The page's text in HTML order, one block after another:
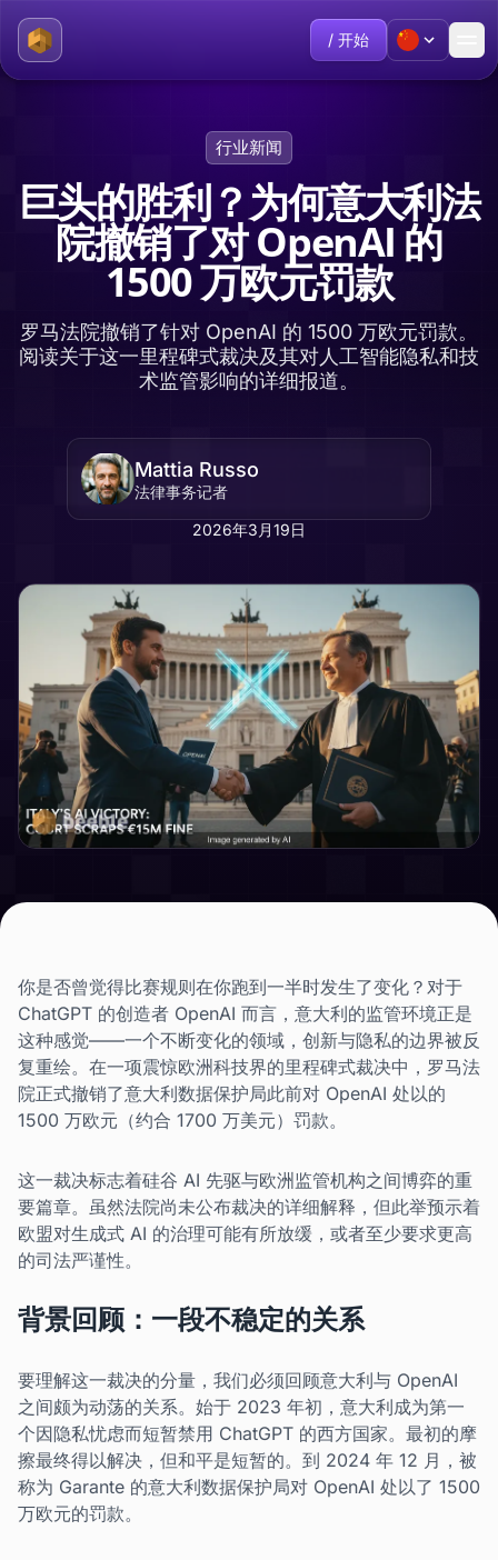
/ 开始
行业新闻
巨头的胜利？为何意大利法
院撤销了对 OpenAI 的
1500 万欧元罚款
罗马法院撤销了针对 OpenAI 的 1500 万欧元罚款。
阅读关于这一里程碑式裁决及其对人工智能隐私和技
术监管影响的详细报道。
Mattia Russo
法律事务记者
2026年3月19日
你是否曾觉得比赛规则在你跑到一半时发生了变化？对于
ChatGPT 的创造者 OpenAI 而言，意大利的监管环境正是
这种感觉——一个不断变化的领域，创新与隐私的边界被反
复重绘。在一项震惊欧洲科技界的里程碑式裁决中，罗马法
院正式撤销了意大利数据保护局此前对 OpenAI 处以的
1500 万欧元（约合 1700 万美元）罚款。
这一裁决标志着硅谷 AI 先驱与欧洲监管机构之间博弈的重
要篇章。虽然法院尚未公布裁决的详细解释，但此举预示着
欧盟对生成式 AI 的治理可能有所放缓，或者至少要求更高
的司法严谨性。
背景回顾：一段不稳定的关系
要理解这一裁决的分量，我们必须回顾意大利与 OpenAI
之间颇为动荡的关系。始于 2023 年初，意大利成为第一
个因隐私忧虑而短暂禁用 ChatGPT 的西方国家。最初的摩
擦最终得以解决，但和平是短暂的。到 2024 年 12 月，被
称为 Garante 的意大利数据保护局对 OpenAI 处以了 1500
万欧元的罚款。